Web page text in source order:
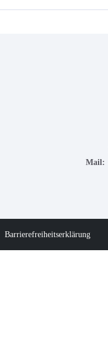
Mail:
Barrierefreiheitserklärung